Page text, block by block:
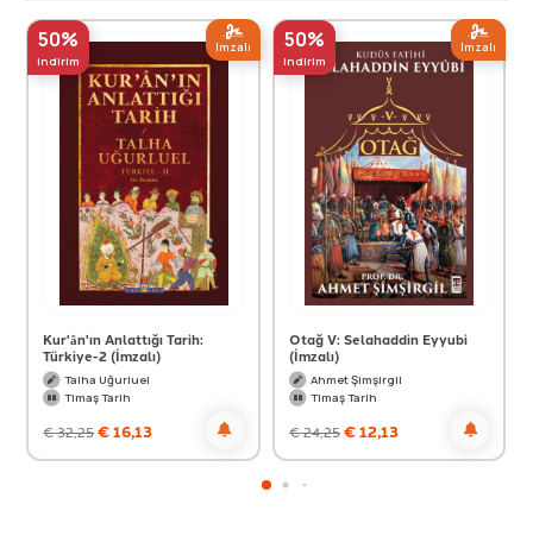
50%
indirim
Imzalı
Kur'ân'ın Anlattığı Tarih:
Türkiye-2 (İmzalı)
Talha Uğurluel
Timaş Tarih
€32,25€16,13
50%
indirim
Imzalı
Otağ V: Selahaddin Eyyubi
(İmzalı)
Ahmet Şimşirgil
Timaş Tarih
€24,25€12,13